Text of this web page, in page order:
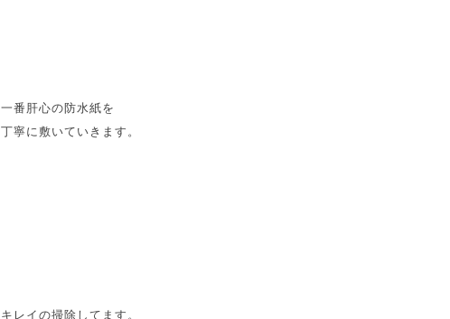
一番肝心の防水紙を
丁寧に敷いていきます。
キレイの掃除してます。